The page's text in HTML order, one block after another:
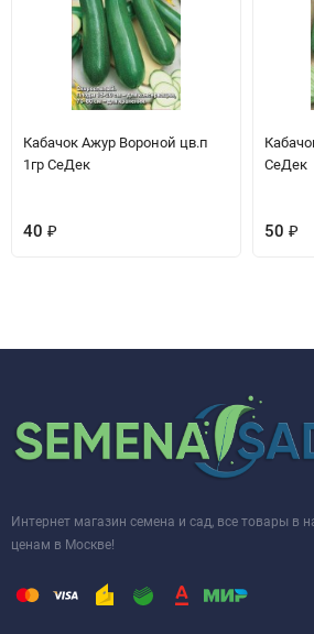
Кабачок Ажур Вороной цв.п
1гр СеДек
40 ₽
СеДек
50 ₽
Интернет магазин семена и сад, все товары в
ценам в Москве!